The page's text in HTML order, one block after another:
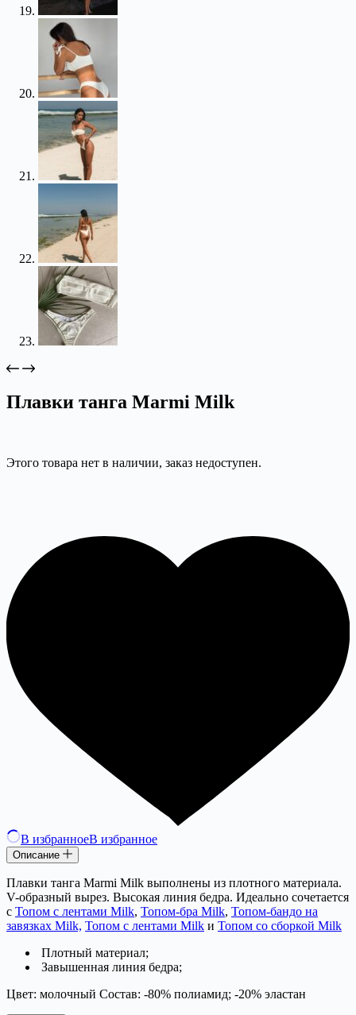
Плавки танга Marmi Milk
Этого товара нет в наличии, заказ недоступен.
В избранноеВ избранное
Описание
Плавки танга Marmi Milk выполнены из плотного материала.
V-образный вырез. Высокая линия бедра. Идеально сочетается
с Топом с лентами Milk, Топом-бра Milk, Топом-бандо на
завязках Milk, Топом с лентами Milk и Топом со сборкой Milk
Плотный материал;
Завышенная линия бедра;
Цвет: молочный Состав: -80% полиамид; -20% эластан